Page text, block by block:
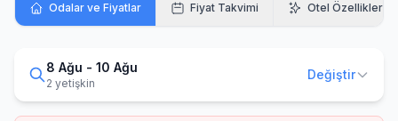
Odalar ve Fiyatlar Fiyat Takvimi Otel Özellikleri
8 Ağu - 10 Ağu
2 yetişkin
Değiştir